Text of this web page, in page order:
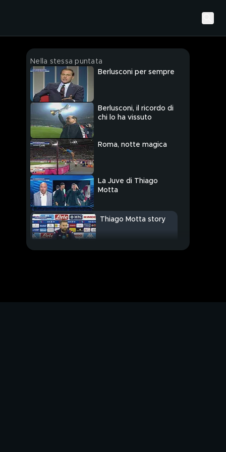
Nella stessa puntata
Berlusconi per sempre
Berlusconi, il ricordo di
chi lo ha vissuto
Roma, notte magica
La Juve di Thiago
Motta
Thiago Motta story